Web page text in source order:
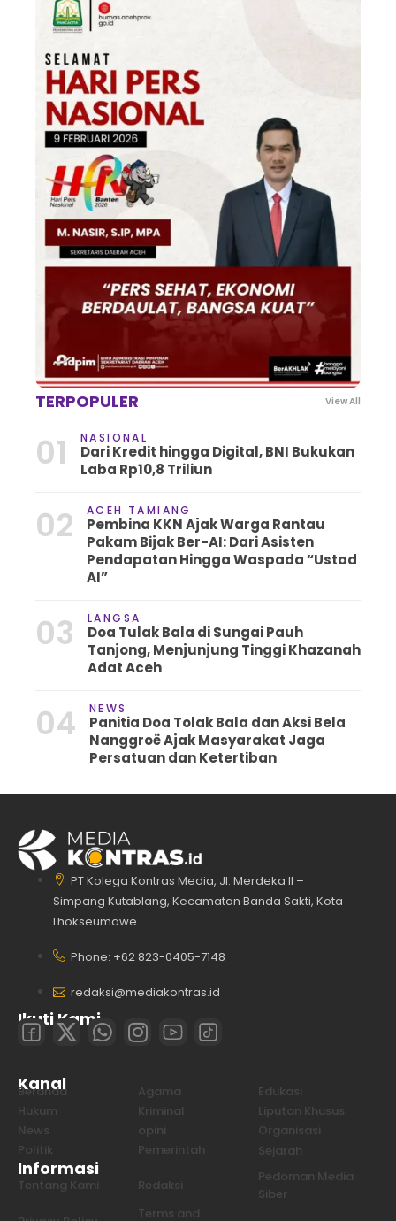
TERPOPULER View All
01 NASIONAL
Dari Kredit hingga Digital, BNI Bukukan
Laba Rp10,8 Triliun
02 ACEH TAMIANG
Pembina KKN Ajak Warga Rantau
Pakam Bijak Ber-AI: Dari Asisten
Pendapatan Hingga Waspada “Ustad
AI”
03 LANGSA
Doa Tulak Bala di Sungai Pauh
Tanjong, Menjunjung Tinggi Khazanah
Adat Aceh
04 NEWS
Panitia Doa Tolak Bala dan Aksi Bela
Nanggroë Ajak Masyarakat Jaga
Persatuan dan Ketertiban
PT Kolega Kontras Media, Jl. Merdeka II –
Simpang Kutablang, Kecamatan Banda Sakti, Kota
Lhokseumawe.
Phone: +62 823-0405-7148
redaksi@mediakontras.id
Ikuti Kami
Kanal
Beranda Agama
Edukasi
Hukum
Kriminal
Liputan Khusus
News
opini
Organisasi
Politik
Pemerintah Sejarah
Informasi
Tentang Kami Redaksi
Pedoman Media
Siber
Terms and